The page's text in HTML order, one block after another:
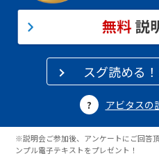
スグ読める
アビタスの
※説明会ご参加後、アンケートにご回答
ンプル電子テキストをプレゼント！